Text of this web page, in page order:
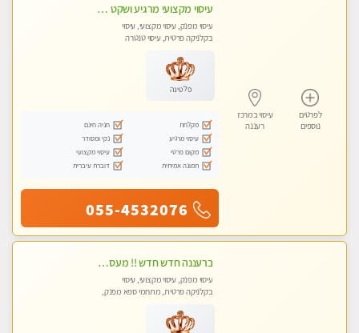
לפרטים
נוספים
עיסוי במרכז
רעננה
עיסוי מקצועי מרגיע ושקט במקום מדהים עיסוי מושקע מאוד
עיסוי מפנק, עיסוי מקצועי, עיסוי
בקלניקה פרטית, עיסוי טנטרה
פלטינה
מקלחת
חניה חינם
עיסוי מרגיע
נקי ומסודר
מקום פרטי
עיסוי מקצועי
תמונה אמיתית
דוברת עיברית
055-4532076
ברעננה חדש חדש !! מעסה מקצועית צעירה ואיכותית פרטי!!!
עיסוי מפנק, עיסוי מקצועי, עיסוי
בקלניקה פרטית, מתחמי ספא מפנק,